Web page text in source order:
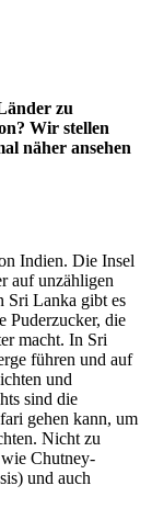
zu
Wir stellen
näher ansehen
Indien. Die Insel
auf unzähligen
Sri Lanka gibt es
Puderzucker, die
macht. In Sri
führen und auf
und
sind die
gehen kann, um
Nicht zu
Chutney-
und auch